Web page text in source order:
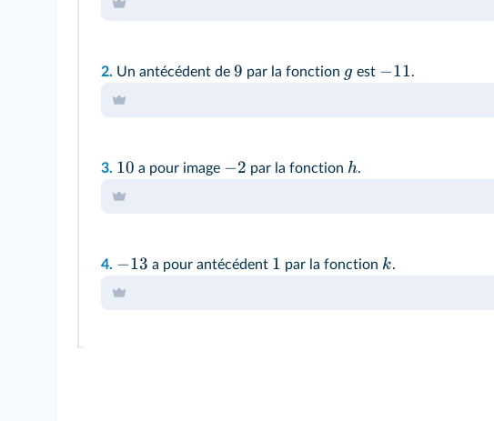
2. Un antécédent de 9 par la fonction g est −11.
3. 10 a pour image −2 par la fonction h.
4. −13 a pour antécédent 1 par la fonction k.